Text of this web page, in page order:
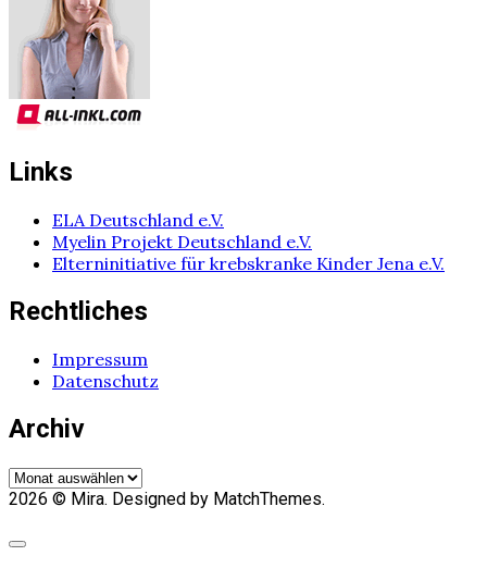
Links
ELA Deutschland e.V.
Myelin Projekt Deutschland e.V.
Elterninitiative für krebskranke Kinder Jena e.V.
Rechtliches
Impressum
Datenschutz
Archiv
Archiv
2026 © Mira. Designed by MatchThemes.